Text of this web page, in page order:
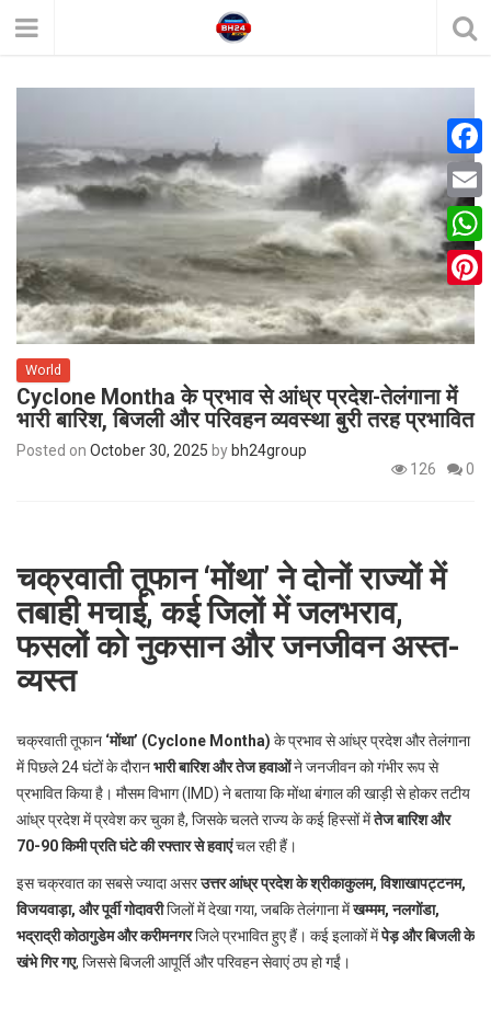
World
Cyclone Montha के प्रभाव से आंध्र प्रदेश-तेलंगाना में
भारी बारिश, बिजली और परिवहन व्यवस्था बुरी तरह प्रभावित
Posted on October 30, 2025 by bh24group
126
0
चक्रवाती तूफान ‘मोंथा’ ने दोनों राज्यों में
तबाही मचाई, कई जिलों में जलभराव,
फसलों को नुकसान और जनजीवन अस्त-
व्यस्त
चक्रवाती तूफान ‘मोंथा’ (Cyclone Montha) के प्रभाव से आंध्र प्रदेश और तेलंगाना
में पिछले 24 घंटों के दौरानभारी बारिश और तेज हवाओंने जनजीवन को गंभीर रूप से
प्रभावित किया है। मौसम विभाग (IMD) ने बताया कि मोंथा बंगाल की खाड़ी से होकर तटीय
आंध्र प्रदेश में प्रवेश कर चुका है, जिसके चलते राज्य के कई हिस्सों मेंतेज बारिश और
70-90 किमी प्रति घंटे की रफ्तार से हवाएंचल रही हैं।
इस चक्रवात का सबसे ज्यादा असरउत्तर आंध्र प्रदेश के श्रीकाकुलम, विशाखापट्टनम,
विजयवाड़ा, और पूर्वी गोदावरीजिलों में देखा गया, जबकि तेलंगाना मेंखम्मम, नलगोंडा,
भद्राद्री कोठागुडेम और करीमनगरजिले प्रभावित हुए हैं। कई इलाकों मेंपेड़ और बिजली के
खंभे गिर गए, जिससे बिजली आपूर्ति और परिवहन सेवाएं ठप हो गईं।
F
a
c
e
b
o
o
k
E
m
a
i
W
h
a
s
p
P
i
t
r